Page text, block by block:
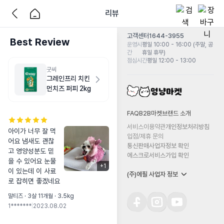
리뷰
Best Review
굿씨
그레인프리 치킨
먼치즈 퍼피 2kg
+1
아이가 너무 잘 먹
어요 냄새도 괜찮
고 영양성분도 믿
을 수 있어요 눈물
이 있는데 이 사료
로 잡히면 좋겠네요
말티즈 · 3살 11개월 · 3.5kg
1******* 2023.08.02
고객센터1644-3955
운영시
간
평일 10:00 - 16:00 (주말, 공
휴일 휴무)
점심시간평일 12:00 - 13:00
FAQB2B마켓 브랜드 소개
서비스이용약관개인정보처리방침
입점/제휴 문의
통신판매사업자정보 확인
에스크로서비스가입 확인
(주)에필 사업자 정보